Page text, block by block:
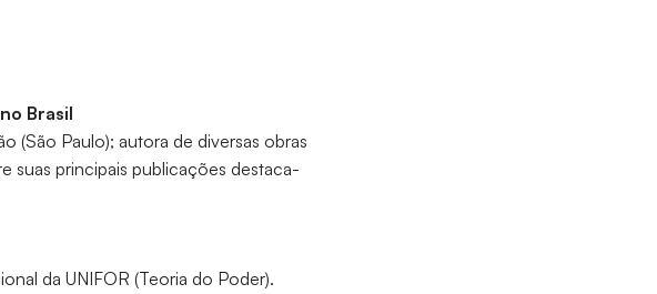
Brasil
(São Paulo); autora de diversas obras
suas principais publicações destaca-
da UNIFOR (Teoria do Poder).